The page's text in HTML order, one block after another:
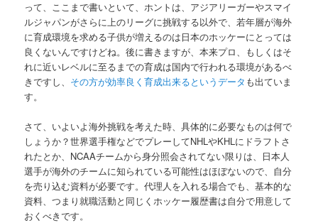
って、ここまで書いといて、ホントは、アジアリーガーやスマイ
ルジャパンがさらに上のリーグに挑戦する以外で、若年層が海外
に育成環境を求める子供が増えるのは日本のホッケーにとっては
良くないんですけどね。後に書きますが、本来プロ、もしくはそ
れに近いレベルに至るまでの育成は国内で行われる環境があるべ
きですし、 その方が効率良く育成出来るというデータ も出ていま
す。
さて、いよいよ海外挑戦を考えた時、具体的に必要なものは何で
しょうか？世界選手権などでプレーしてNHLやKHLにドラフトさ
れたとか、NCAAチームから身分照会されてない限りは、日本人
選手が海外のチームに知られている可能性はほぼないので、自分
を売り込む資料が必要です。代理人を入れる場合でも、基本的な
資料、つまり就職活動と同じくホッケー履歴書は自分で用意して
おくべきです。